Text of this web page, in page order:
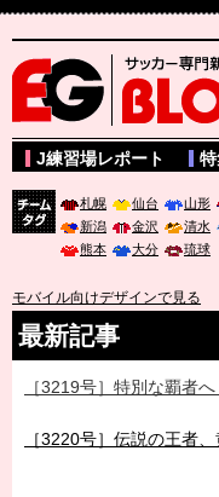
サッカー専門新聞ELGOLAZO
J練習場レポート
札幌 仙台 山形
新潟
金沢 清水
熊本
大分 琉球
モバイル向けデザインで見る
最新記事
［3219号］特別な覇者
［3220号］伝説の王者